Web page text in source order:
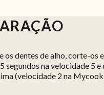
os dentes de alho, corte-os
segundos na velocidade 5
(velocidade 2 na